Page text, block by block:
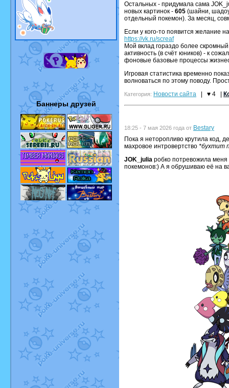
Баннеры друзей
Остальных - придумала сама
новых картинок - 605 (шайни,
отдельный покемон). За месяц,
Если у кого-то появится желание
https://vk.ru/screaf
Мой вклад гораздо более
активность (в счёт юников) - к
фоновые базовые процессы
Игровая статистика временно
волноваться по этому поводу.
Категория: Новости сайта ♥ 4
18:25 - 7 мая 2026 года от Bestary
Пока я неторопливо крутила код,
махровое интровертство *бухтит
JOK_julia робко потревожила меня
покемонов:) А я обрушиваю её на